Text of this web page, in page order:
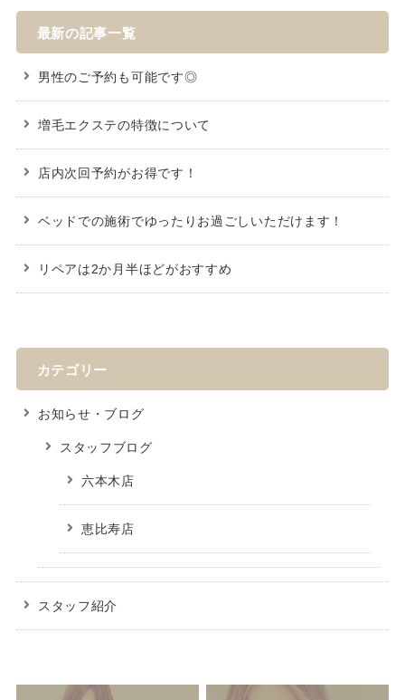
最新の記事一覧
男性のご予約も可能です◎
増毛エクステの特徴について
店内次回予約がお得です！
ベッドでの施術でゆったりお過ごしいただけます！
リペアは2か月半ほどがおすすめ
カテゴリー
お知らせ・ブログ
スタッフブログ
六本木店
恵比寿店
スタッフ紹介